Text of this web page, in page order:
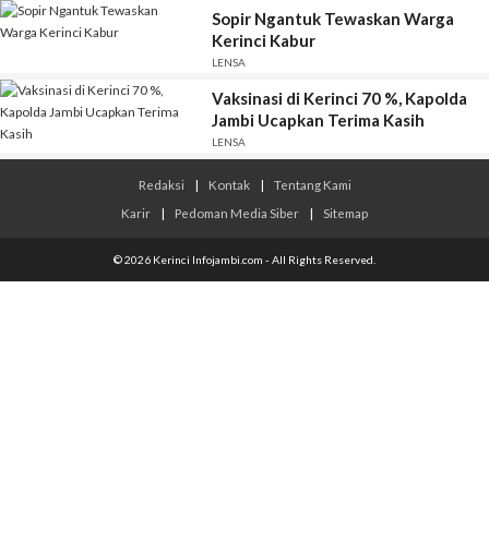
Sopir Ngantuk Tewaskan Warga
Kerinci Kabur
LENSA
Vaksinasi di Kerinci 70 %, Kapolda
Jambi Ucapkan Terima Kasih
LENSA
Redaksi | Kontak |
Tentang Kami
Karir
| Pedoman Media Siber | Sitemap
© 2026 Kerinci Infojambi.com - All Rights Reserved.